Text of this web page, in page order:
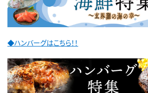
◆ハンバーグはこちら！！